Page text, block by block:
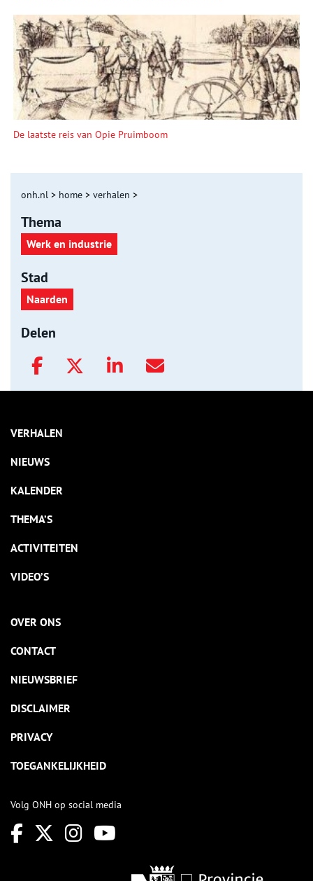
De laatste reis van Opie Pruimboom
onh.nl > home > verhalen >
Thema
Werk en industrie
Stad
Naarden
Delen
VERHALEN
NIEUWS
KALENDER
THEMA’S
ACTIVITEITEN
VIDEO’S
OVER ONS
CONTACT
NIEUWSBRIEF
DISCLAIMER
PRIVACY
TOEGANKELIJKHEID
Volg ONH op social media